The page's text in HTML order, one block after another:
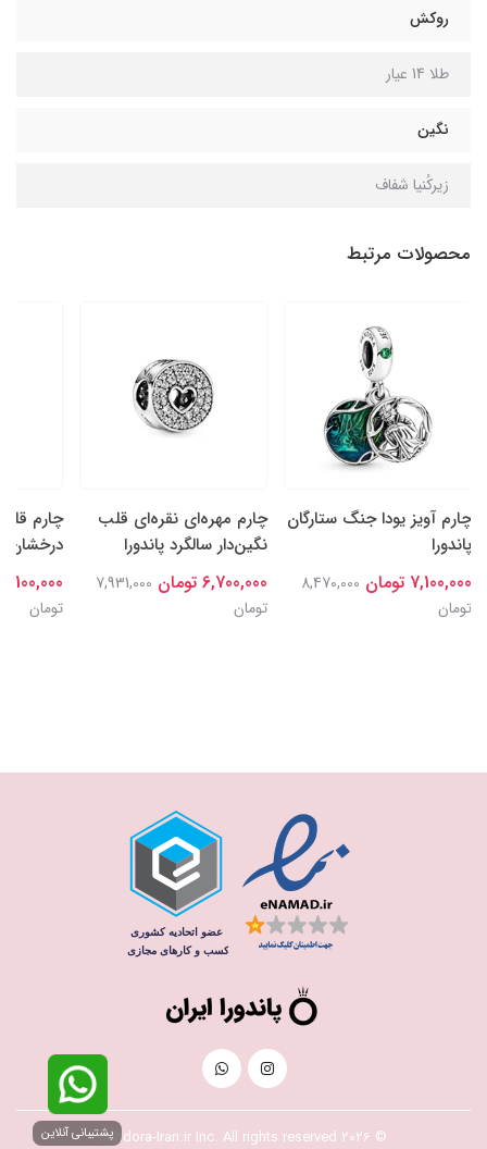
روکش
طلا 14 عیار
نگین
زیرکُنیا شفاف
محصولات مرتبط
چارم آویز یودا جنگ ستارگان
پاندورا
7,100,000 تومان
8,470,000
تومان
چارم مهره‌ای نقره‌ای قلب
نگین‌دار سالگرد پاندورا
6,700,000 تومان
7,931,000
تومان
چارم
درخشان
7,100,000 تومان
تومان
© 2026 Pandora-Iran.ir Inc. All rights reserved پشتیبانی آنلاین